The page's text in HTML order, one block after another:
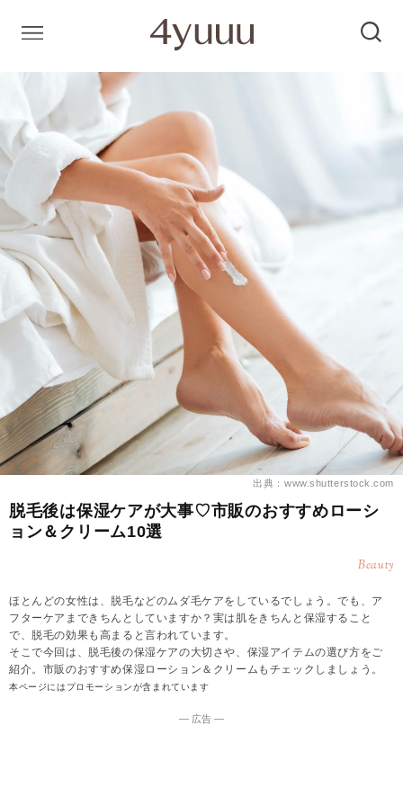
出典：www.shutterstock.com
脱毛後は保湿ケアが大事♡市販のおすすめローシ
ョン＆クリーム10選
Beauty
ほとんどの女性は、脱毛などのムダ毛ケアをしているでしょう。でも、ア
フターケアまできちんとしていますか？実は肌をきちんと保湿すること
で、脱毛の効果も高まると言われています。
そこで今回は、脱毛後の保湿ケアの大切さや、保湿アイテムの選び方をご
紹介。市販のおすすめ保湿ローション＆クリームもチェックしましょう。
本ページにはプロモーションが含まれています
― 広告 ―